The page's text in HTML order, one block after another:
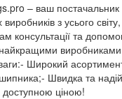
– ваш постачальник
виробників з усього
консультації та
виробниками
Широкий асортимент
Швидка та
доступною ціною!